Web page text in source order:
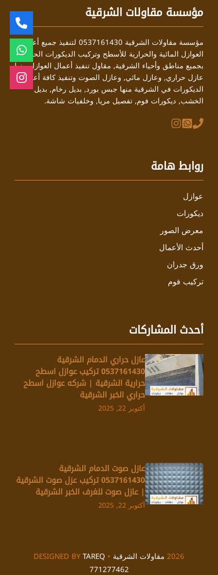
مؤسسة مقاولات الشرقية
مؤسسة مقاولات الشرقية 0537161430 لتنفيذ جميع أعمال
العوازل المائية والحرارية للأسطح وتركيب الديكورات الحديثة
بجميع مناطق وأحياء الشرقية, مقاول تنفيذ أعمال العوازل منها
عازل حراري, وعازل مائي, وعازل الصوت وتنفيذ كافة أعمال
الديكورات في الشرقية منها جبس بورد, بديل رخام, بديل
الخشب, ديكورات فوم, تفصيل مريا, وخلفيات شاشة.
روابط هامة
عوازل
ديكورات
معرض الصور
أحدث الأعمال
ورق جدران
تركيب فوم
أحدث المشاركات
عازل حراري الدمام الشرقية
0537161430 تركيب عوازل اسطح
حرارية الشرقية | شركه عوازل اسطح
حراري الخبر الشرقية
أكتوبر 22, 2025
عازل صوت الدمام الشرقية
0537161430 تركيب عزل صوت الشرقية
| عازل صوت للغرف الخبر الشرقية
أكتوبر 22, 2025
2026 مقاولات الشرقية • DESIGNED BY
TAREQ
771277462